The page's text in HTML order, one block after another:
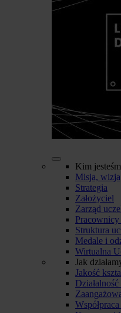
Kim
Misja,
Strategia
Założyciel
Zarząd
Struktura
Medale i
Wirtualna
Jak
Jakość